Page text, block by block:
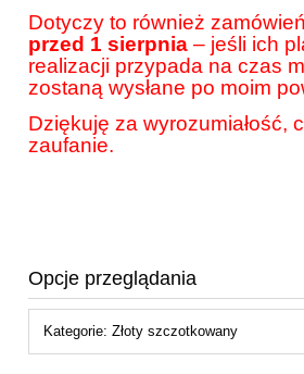
Dotyczy to również
przed 1 sierpnia – jeśli ich
realizacji przypada na czas
zostaną wysłane po moim
Dziękuję za wyrozumiałość,
zaufanie.
Opcje przeglądania
Kategorie: Złoty szczotkowany